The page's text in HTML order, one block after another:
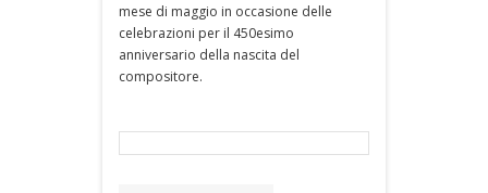
mese di maggio in occasione delle
celebrazioni per il 450esimo
anniversario della nascita del
compositore.